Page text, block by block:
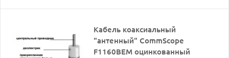
Кабель коаксиальный
"антенный" CommScope
F1160BEM оцинкованный